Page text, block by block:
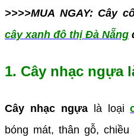
>>>>MUA NGAY: Cây
cây xanh đô thị Đà Nẵng
1. Cây nhạc ngựa
Cây nhạc ngựalà loại
bóng mát, thân gỗ,